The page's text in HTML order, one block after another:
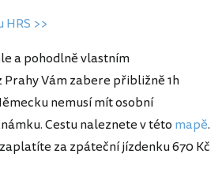
>>
a pohodlně vlastním
Vám zabere přibližně 1h
nemusí mít osobní
Cestu naleznete v této mapě.
zaplatíte za zpáteční jízdenku 670 Kč